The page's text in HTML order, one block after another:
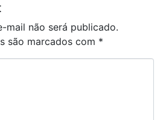
mail não será publicado.
são marcados com *